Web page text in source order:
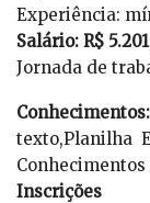
Experiência:
Salário: R$
Jornada de
texto,Planilha
Inscrições